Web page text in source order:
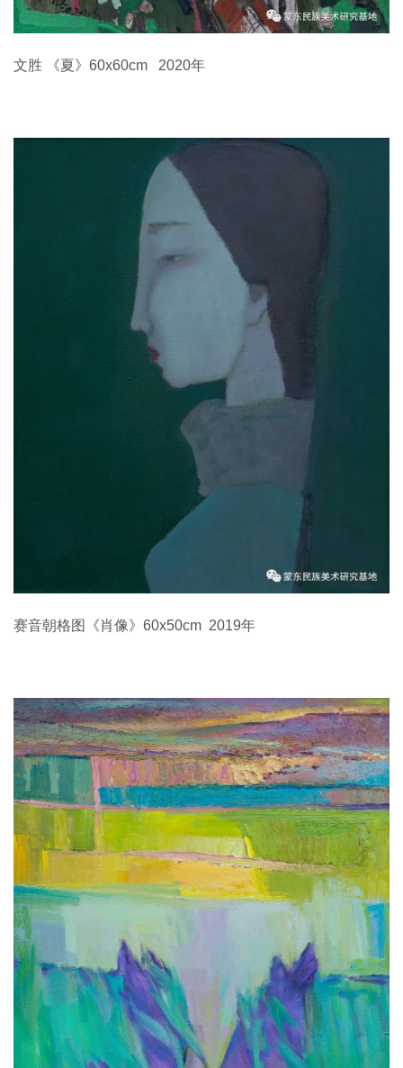
文胜 《夏》60x60cm 2020年
赛音朝格图《肖像》60x50cm 2019年